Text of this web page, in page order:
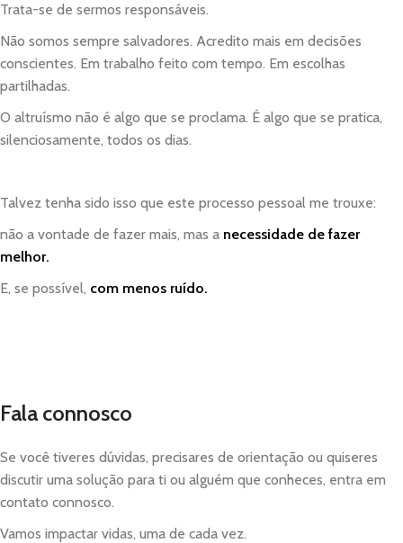
Trata-se de sermos responsáveis.
Não somos sempre salvadores. Acredito mais em decisões
conscientes. Em trabalho feito com tempo. Em escolhas
partilhadas.
O altruísmo não é algo que se proclama. É algo que se pratica,
silenciosamente, todos os dias.
Talvez tenha sido isso que este processo pessoal me trouxe:
não a vontade de fazer mais, mas a necessidade de fazer
melhor.
E, se possível, com menos ruído.
Fala connosco
Se você tiveres dúvidas, precisares de orientação ou quiseres
discutir uma solução para ti ou alguém que conheces, entra em
contato connosco.
Vamos impactar vidas, uma de cada vez.